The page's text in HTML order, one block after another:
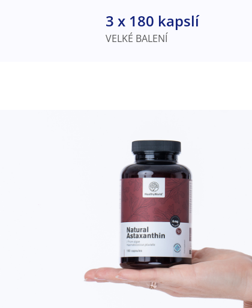
3 x 180 kapslí
VELKÉ BALENÍ